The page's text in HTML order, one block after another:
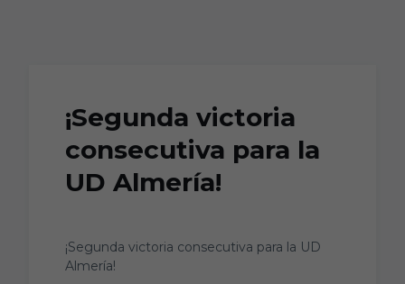
¡Segunda victoria
consecutiva para la
UD Almería!
¡Segunda victoria consecutiva para la UD
Almería!